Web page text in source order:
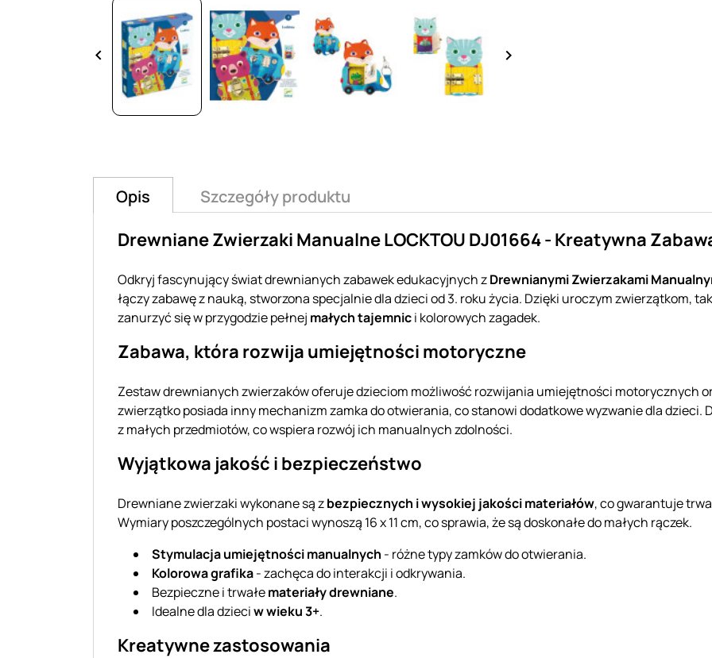
keyboard_arrow_left keyboard_arrow_right
Opis Szczegóły produktu
Drewniane Zwierzaki Manualne LOCKTOU DJ01664 - Kreatywna
Odkryj fascynujący świat drewnianych zabawek edukacyjnych zDrewnianymi Zwierzakami
łączy zabawę z nauką, stworzona specjalnie dla dzieci od 3. roku życia. Dzięki uroczym zwierzątkom,
zanurzyć się w przygodzie pełnej małych tajemnici kolorowych zagadek.
Zabawa, która rozwija umiejętności motoryczne
Zestaw drewnianych zwierzaków oferuje dzieciom możliwość rozwijania umiejętności motorycznych
zwierzątko posiada inny mechanizm zamka do otwierania, co stanowi dodatkowe wyzwanie dla dzieci.
z małych przedmiotów, co wspiera rozwój ich manualnych zdolności.
Wyjątkowa jakość i bezpieczeństwo
Drewniane zwierzaki wykonane są zbezpiecznych i wysokiej jakości materiałów, co gwarantuje
Wymiary poszczególnych postaci wynoszą 16 x 11 cm, co sprawia, że są doskonałe do małych rączek.
Stymulacja umiejętności manualnych - różne typy zamków do otwierania.
Kolorowa grafika- zachęca do interakcji i odkrywania.
Bezpieczne i trwałemateriały drewniane.
Idealne dla dzieciw wieku 3+.
Kreatywne zastosowania